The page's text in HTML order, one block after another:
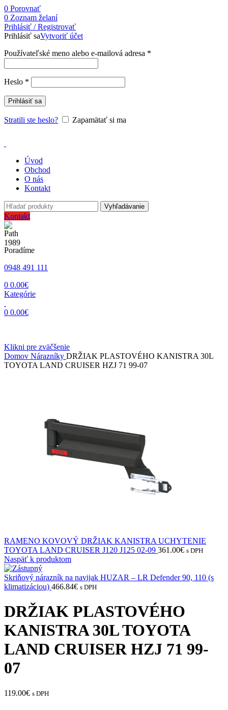
0 Porovnať
0 Zoznam želaní
Prihlásiť / Registrovať
Prihlásiť saVytvoriť účet
Používateľské meno alebo e-mailová adresa *
Heslo *
Prihlásiť sa
Stratili ste heslo? Zapamätať si ma
Úvod
Obchod
O nás
Kontakt
Vyhľadávanie
Kontakt
Poradíme
0948 491 111
0 0.00€
Kategórie
0 0.00€
Klikni pre zväčšenie
Domov Nárazníky DRŽIAK PLASTOVÉHO KANISTRA 30L
TOYOTA LAND CRUISER HZJ 71 99-07
RAMENO KOVOVÝ DRŽIAK KANISTRA UCHYTENIE
TOYOTA LAND CRUISER J120 J125 02-09 361.00€ s DPH
Naspäť k produktom
Skriňový nárazník na navijak HUZAR – LR Defender 90, 110 (s
klimatizáciou) 466.84€ s DPH
DRŽIAK PLASTOVÉHO
KANISTRA 30L TOYOTA
LAND CRUISER HZJ 71 99-
07
119.00€ s DPH